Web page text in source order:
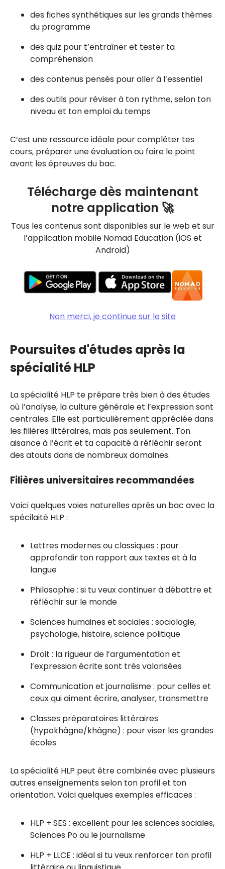
des fiches synthétiques sur les grands thèmes
du programme
des quiz pour t’entraîner et tester ta
compréhension
des contenus pensés pour aller à l’essentiel
des outils pour réviser à ton rythme, selon ton
niveau et ton emploi du temps
C’est une ressource idéale pour compléter tes
cours, préparer une évaluation ou faire le point
avant les épreuves du bac.
Télécharge dès maintenant
notre application 🚀
Tous les contenus sont disponibles sur le web et sur
l’application mobile Nomad Education (iOS et
Android)
Non merci, je continue sur le site
Poursuites d'études après la
spécialité HLP
La spécialité HLP te prépare très bien à des études
où l’analyse, la culture générale et l’expression sont
centrales. Elle est particulièrement appréciée dans
les filières littéraires, mais pas seulement. Ton
aisance à l’écrit et ta capacité à réfléchir seront
des atouts dans de nombreux domaines.
Filières universitaires recommandées
Voici quelques voies naturelles après un bac avec la
spécilaité HLP :
Lettres modernes ou classiques : pour
approfondir ton rapport aux textes et à la
langue
Philosophie : si tu veux continuer à débattre et
réfléchir sur le monde
Sciences humaines et sociales : sociologie,
psychologie, histoire, science politique
Droit : la rigueur de l’argumentation et
l’expression écrite sont très valorisées
Communication et journalisme : pour celles et
ceux qui aiment écrire, analyser, transmettre
Classes préparatoires littéraires
(hypokhâgne/khâgne) : pour viser les grandes
écoles
La spécialité HLP peut être combinée avec plusieurs
autres enseignements selon ton profil et ton
orientation. Voici quelques exemples efficaces :
HLP + SES : excellent pour les sciences sociales,
Sciences Po ou le journalisme
HLP + LLCE : idéal si tu veux renforcer ton profil